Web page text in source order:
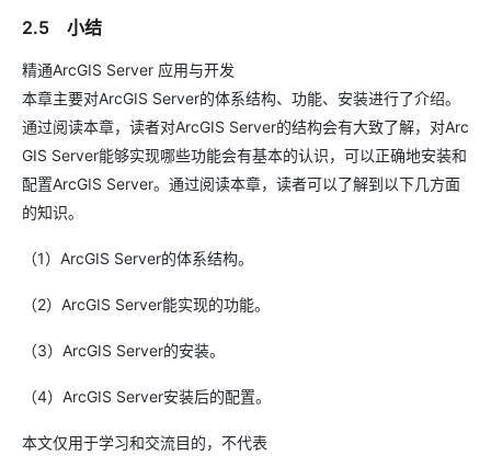
2.5 小结
精通ArcGIS Server 应用与开发
本章主要对ArcGIS Server的体系结构、功能、安装进行了介绍。
通过阅读本章，读者对ArcGIS Server的结构会有大致了解，对Arc
GIS Server能够实现哪些功能会有基本的认识，可以正确地安装和
配置ArcGIS Server。通过阅读本章，读者可以了解到以下几方面
的知识。
（1）ArcGIS Server的体系结构。
（2）ArcGIS Server能实现的功能。
（3）ArcGIS Server的安装。
（4）ArcGIS Server安装后的配置。
本文仅用于学习和交流目的，不代表